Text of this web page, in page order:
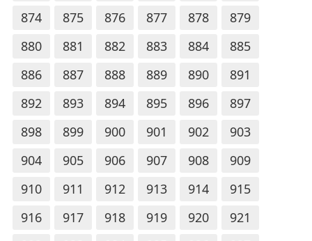
874
875 876 877 878
879
880
881 882 883 884
885
886
887 888 889 890
891
892
893 894 895 896
897
898
899 900 901 902
903
904
905 906 907 908
909
910
911 912 913 914
915
916
917 918 919 920
921